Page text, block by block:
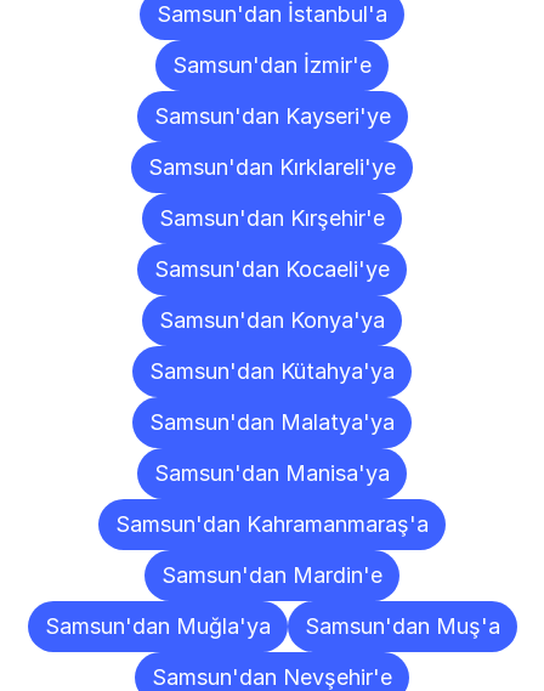
Samsun'dan İstanbul'a
Samsun'dan İzmir'e
Samsun'dan Kayseri'ye
Samsun'dan Kırklareli'ye
Samsun'dan Kırşehir'e
Samsun'dan Kocaeli'ye
Samsun'dan Konya'ya
Samsun'dan Kütahya'ya
Samsun'dan Malatya'ya
Samsun'dan Manisa'ya
Samsun'dan Kahramanmaraş'a
Samsun'dan Mardin'e
Samsun'dan Muğla'ya
Samsun'dan Muş'a
Samsun'dan Nevşehir'e